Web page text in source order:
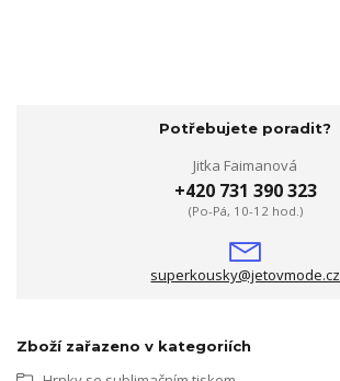
Potřebujete poradit?
Jitka Faimanová
+420 731 390 323
(Po-Pá, 10-12 hod.)
superkousky@jetovmode.cz
Zboží zařazeno v kategoriích